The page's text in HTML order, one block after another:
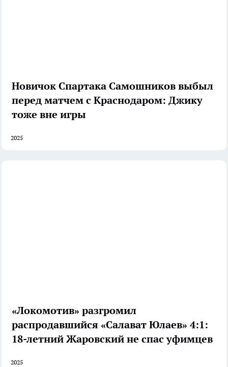
Новичок Спартака Самошников выбыл
перед матчем с Краснодаром: Джику
тоже вне игры
2025
«Локомотив» разгромил
распродавшийся «Салават Юлаев» 4:1:
18-летний Жаровский не спас уфимцев
2025